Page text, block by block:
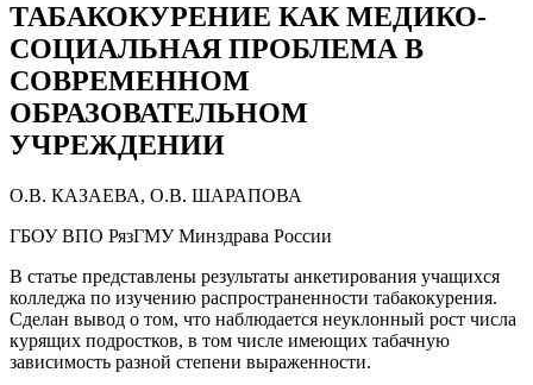
ТАБАКОКУРЕНИЕ КАК МЕДИКО-
СОЦИАЛЬНАЯ ПРОБЛЕМА В
СОВРЕМЕННОМ
ОБРАЗОВАТЕЛЬНОМ
УЧРЕЖДЕНИИ
О.В. КАЗАЕВА, О.В. ШАРАПОВА
ГБОУ ВПО РязГМУ Минздрава России
В статье представлены результаты анкетирования учащихся
колледжа по изучению распространенности табакокурения.
Сделан вывод о том, что наблюдается неуклонный рост числа
курящих подростков, в том числе имеющих табачную
зависимость разной степени выраженности.